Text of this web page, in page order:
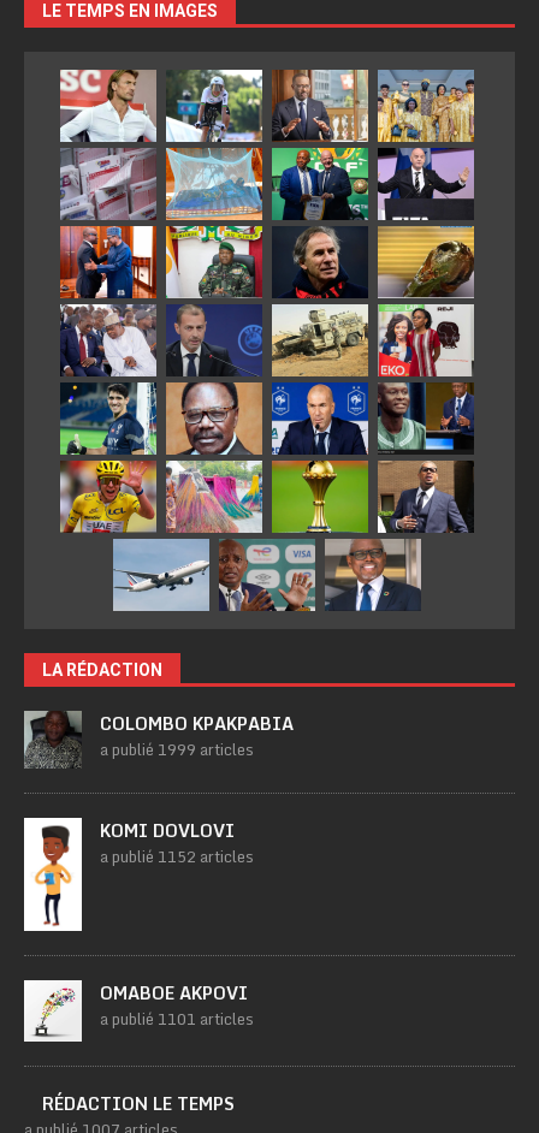
LE TEMPS EN IMAGES
LA RÉDACTION
COLOMBO KPAKPABIA
a publié 1999 articles
KOMI DOVLOVI
a publié 1152 articles
OMABOE AKPOVI
a publié 1101 articles
RÉDACTION LE TEMPS